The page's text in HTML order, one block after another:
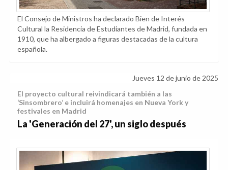
El Consejo de Ministros ha declarado Bien de Interés
Cultural la Residencia de Estudiantes de Madrid, fundada en
1910, que ha albergado a figuras destacadas de la cultura
española.
Jueves 12 de junio de 2025
El proyecto cultural reivindicará también a las
‘Sinsombrero’ e incluirá homenajes en Nueva York y
festivales en Madrid
La 'Generación del 27', un siglo después